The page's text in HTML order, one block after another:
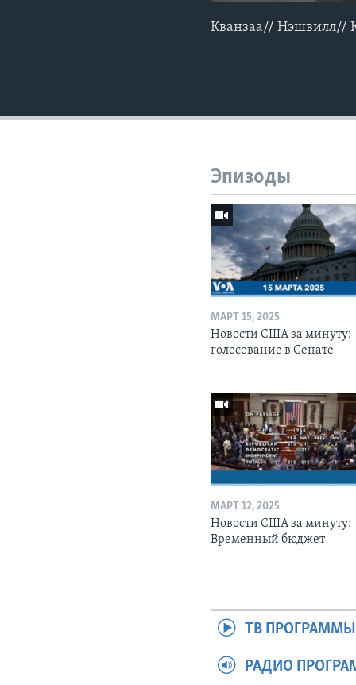
Кванзаа// Нэшвилл//
Эпизоды
МАРТ 15, 2025
Новости США за минуту:
голосование в Сенате
МАРТ 12, 2025
Новости США за минуту:
Временный бюджет
ТВ ПРОГРАММЫ
РАДИО